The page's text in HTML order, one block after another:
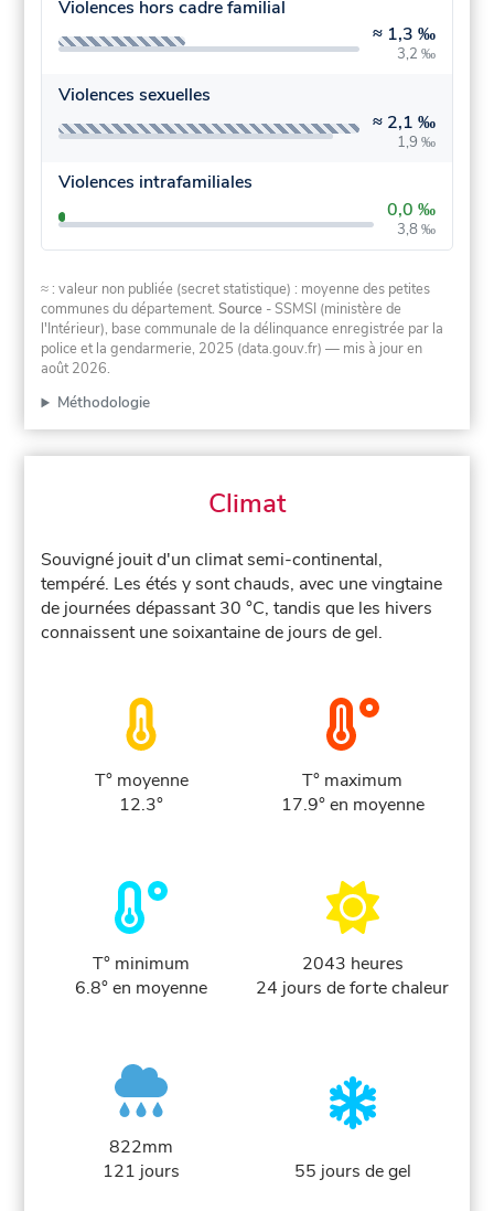
Violences hors cadre familial
≈ 1,3 ‰
3,2 ‰
Violences sexuelles
≈ 2,1 ‰
1,9 ‰
Violences intrafamiliales
0,0 ‰
3,8 ‰
≈ : valeur non publiée (secret statistique) : moyenne des petites
communes du département.Source - SSMSI (ministère de
l'Intérieur), base communale de la délinquance enregistrée par la
police et la gendarmerie, 2025 (data.gouv.fr) — mis à jour en
août 2026.
Méthodologie
Climat
Souvigné jouit d'un climat semi-continental,
tempéré. Les étés y sont chauds, avec une vingtaine
de journées dépassant 30 °C, tandis que les hivers
connaissent une soixantaine de jours de gel.
T° moyenne
12.3°
T° maximum
17.9° en moyenne
T° minimum
6.8° en moyenne
2043 heures
24 jours de forte chaleur
822mm
121 jours
55 jours de gel